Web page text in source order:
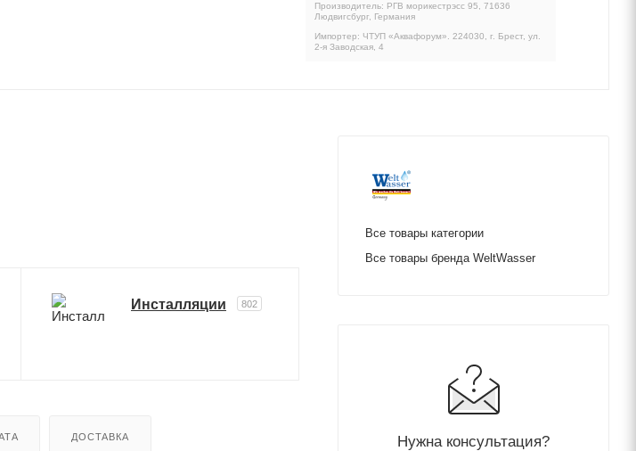
Производитель: РГВ морикестрэсс 95, 71636
Людвигсбург, Германия
Импортер: ЧТУП «Аквафорум». 224030, г. Брест, ул.
2-я Заводская, 4
Инсталляции 802
ДОСТАВКА
Все товары категории
Все товары бренда WeltWasser
Нужна консультация?